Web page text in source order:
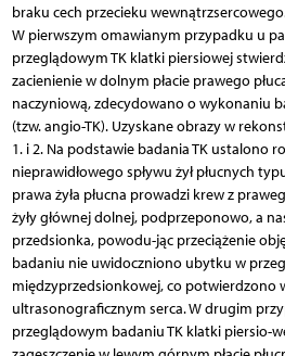
braku cech przecieku
W pierwszym omawianym przypadku u
przeglądowym TK klatki piersiowej
zacienienie w dolnym płacie prawego
naczyniową, zdecydowano o wykonaniu
(tzw. angio-TK). Uzyskane obrazy w
1. i 2. Na podstawie badania TK ustalono
nieprawidłowego spływu żył płucnych
prawa żyła płucna prowadzi krew z
żyły głównej dolnej, podprzeponowo, a
przedsionka, powodu-jąc przeciążenie
badaniu nie uwidoczniono ubytku w
międzyprzedsionkowej, co potwierdzono
ultrasonograficznym serca. W drugim
przeglądowym badaniu TK klatki piersio-